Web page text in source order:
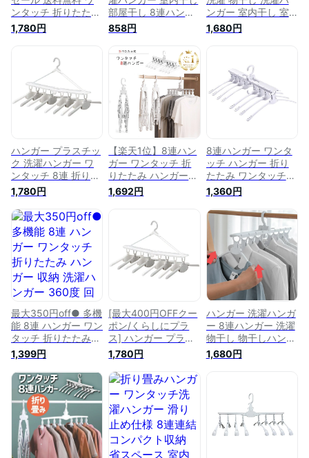
ンタッチ 折りたたみ
8連ハンガー 洗濯ハ
ンガー ワンタッチハ
物干しハンガー 8本
コンパクト 洗濯物干
し 室内 部屋干し 外
干し 収納 日用品 雑
貨 デイリー 新生活
1,780円
部屋干し 8連ハンガ
ー シャツハンガー
物干しハンガー 外干
し コンパクト ワン
タッチ 折りたたみ
洗濯グッズ 屋外 便
利 取り外し可能
858円
ンガー 室内干し 室
内 部屋干し 8連 8連
ハンガー 洗濯干し
ハンガー おりたたみ
折りたたみ 収納 室
内 屋外 すべり止め
省スペース ワンタッ
チ 跡がつかない ワ
結ハンガー
1,680円
ハンガー プラスチッ
ク 洗濯ハンガー ワ
ンタッチ 8連 折りた
たみ コンパクト 物
干しハンガー ワンタ
ッチハンガー 洗濯物
干し 室内物干し 部
屋干し グッズ 室内
干し 洗濯干し CB
JAPAN The hangers
ワンタッチ8連ハン
ガー *
1,780円
【楽天1位】8連ハン
ガー ワンタッチ 折
りたたみ ハンガー
収納 洗濯ハンガー
物干し 多機能 折り
省スペース コンパク
ト ワンタッチハンガ
ー 洗濯物干し 滑り
止め 新生活 引っ越
し 便利グッズ 送料
1,692円
8連ハンガー ワンタ
ッチ ハンガー 折り
たたみ ワンタッチハ
ンガー 収納 洗濯物
物干し 連結 洗濯物
干し 洗濯ハンガー
滑り止め 新生活 引
っ越し 便利グッズ
家庭用 シンプル 無
地 省スペース コン
パクト 多機能 室内
屋外-ホワイト||F
1,360円
最大350円off● 多機
能 8連 ハンガー ワン
タッチ 折りたたみ
ハンガー 収納 洗濯
ハンガー 360度 回転
物干し 折り畳み 室
内 屋外 連結 省スペ
ース コンパクト ワ
ンタッチハンガー 洗
濯物干し ハンガーラ
ック 洗濯 滑り止め
新生活 引っ越し 便
1,399円
[最大400円OFFクー
ポン/くらしにプラ
ス] ハンガー プラス
チック 洗濯ハンガー
ワンタッチ 8連 折り
たたみ コンパクト
物干しハンガー ワン
タッチハンガー 洗濯
物干し 室内物干し
部屋干し グッズ 室
内干し 洗濯干し CB
JAPAN The hangers
1,780円
ハンガー 洗濯ハンガ
ー 8連ハンガー 洗濯
物干し 物干しハンガ
ー ワンタッチ 衣類
折りたたみ 洗濯物干
ラスチック 省スペー
ス 360度回転 新生活
取り込み 簡単 薄型
設計 ニット セータ
1,680円